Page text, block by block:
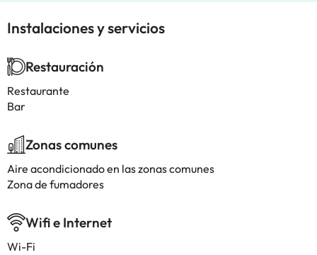
Instalaciones y servicios
Restauración
Restaurante
Bar
Zonas comunes
Aire acondicionado en las zonas comunes
Zona de fumadores
Wifi e Internet
Wi-Fi